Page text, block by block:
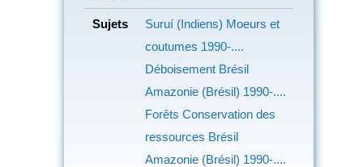
Sujets Suruí (Indiens) Moeurs et
coutumes 1990-....
Déboisement Brésil
Amazonie (Brésil) 1990-....
Forêts Conservation des
ressources Brésil
Amazonie (Brésil) 1990-....